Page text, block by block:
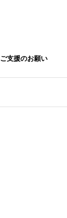
ご支援のお願い